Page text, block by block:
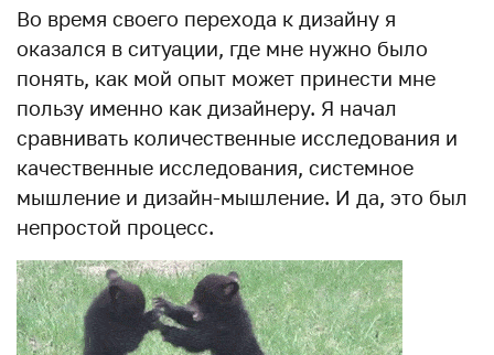
Во время своего перехода к дизайну я
оказался в ситуации, где мне нужно было
понять, как мой опыт может принести мне
пользу именно как дизайнеру. Я начал
сравнивать количественные исследования и
качественные исследования, системное
мышление и дизайн-мышление. И да, это был
непростой процесс.